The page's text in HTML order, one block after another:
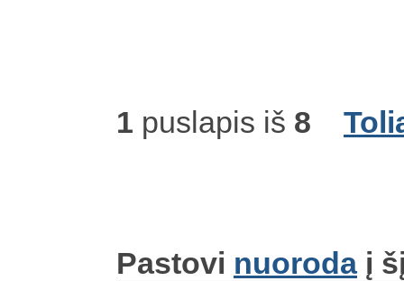
1 puslapis iš 8
Pastovi nuorodaį